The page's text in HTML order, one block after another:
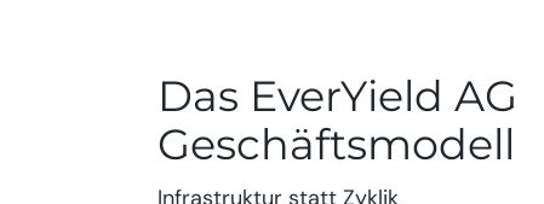
Das EverYield AG
Geschäftsmodell
Infrastruktur statt Zyklik